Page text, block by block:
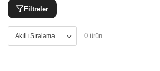
Filtreler
0 ürün